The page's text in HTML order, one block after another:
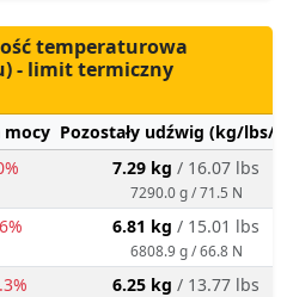
temperaturowa
- limit termiczny
mocy Pozostały udźwig (kg/lbs/
7.29 kg / 16.07 lbs
7290.0 g / 71.5 N
6.81 kg / 15.01 lbs
6808.9 g / 66.8 N
6.25 kg / 13.77 lbs